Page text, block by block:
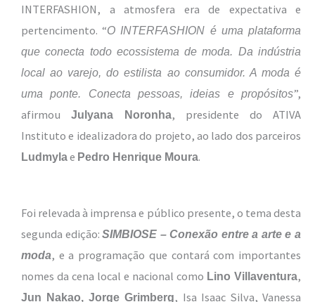
INTERFASHION, a atmosfera era de expectativa e
pertencimento. “O INTERFASHION é uma plataforma
que conecta todo ecossistema de moda. Da indústria
local ao varejo, do estilista ao consumidor. A moda é
uma ponte. Conecta pessoas, ideias e propósitos”,
afirmou Julyana Noronha, presidente do ATIVA
Instituto e idealizadora do projeto, ao lado dos parceiros
Ludmylae Pedro Henrique Moura.
Foi relevada à imprensa e público presente, o tema desta
segunda edição:SIMBIOSE – Conexão entre a arte e a
moda, e a programação que contará com importantes
nomes da cena local e nacional como Lino Villaventura,
Jun Nakao, Jorge Grimberg, Isa Isaac Silva, Vanessa